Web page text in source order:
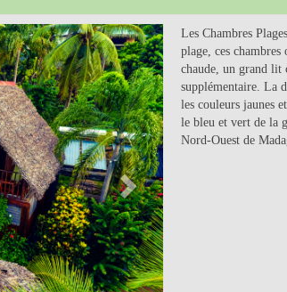
Next
Les Chambres
plage, ces
chaude, un grand
supplémentaire. La
les couleurs jaunes
le bleu et vert de la
Nord-Ouest de